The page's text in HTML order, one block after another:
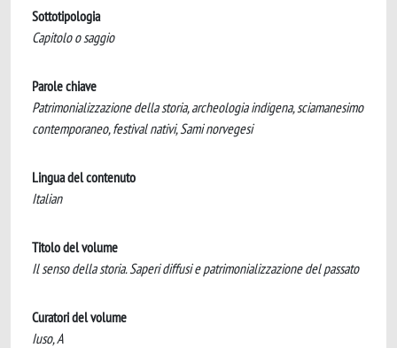
Sottotipologia
Capitolo o saggio
Parole chiave
Patrimonializzazione della storia, archeologia indigena, sciamanesimo
contemporaneo, festival nativi, Sami norvegesi
Lingua del contenuto
Italian
Titolo del volume
Il senso della storia. Saperi diffusi e patrimonializzazione del passato
Curatori del volume
Iuso, A